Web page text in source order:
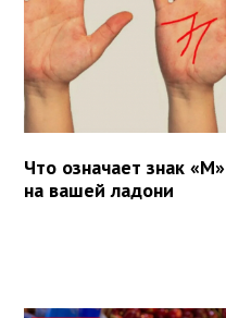
Что означает знак «М»
на вашей ладони